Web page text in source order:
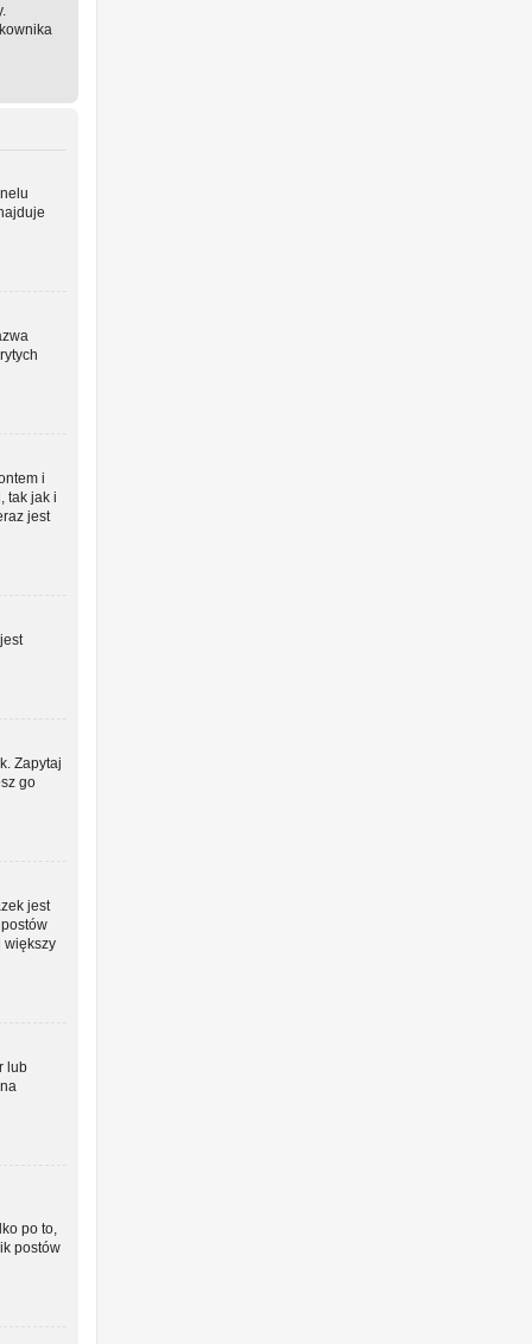
i
tak jak i
jest
Zapytaj
go
jest
większy
lub
po to,
postów